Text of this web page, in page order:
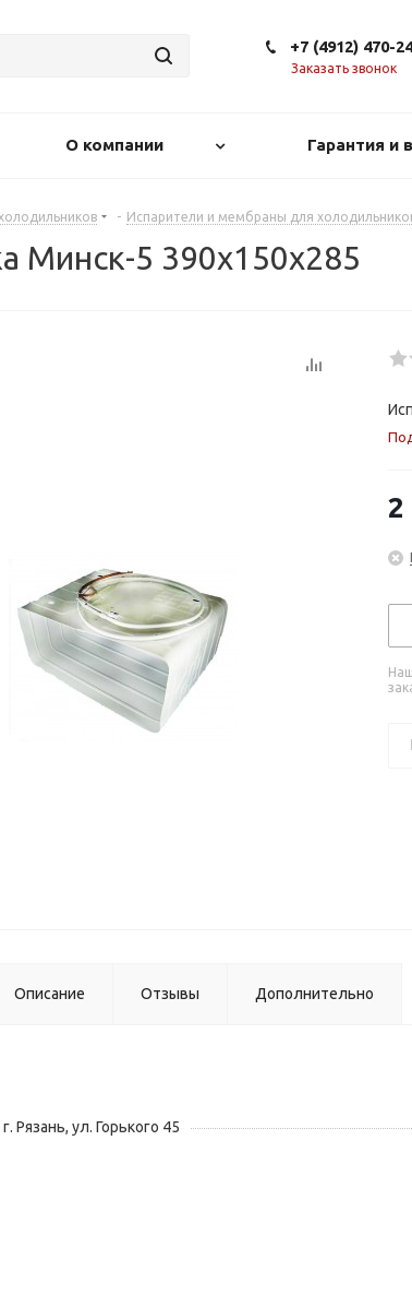
+7 (4912) 470-
Заказать звонок
О компании Гарантия и
- Испарители и мембраны для
Минск-5 390х150х285
2
Описание Отзывы Дополнительно
Рязань, ул. Горького 45